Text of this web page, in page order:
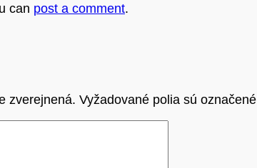
can post a comment.
zverejnená. Vyžadované polia sú označené